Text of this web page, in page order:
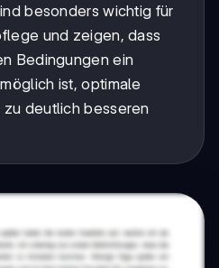
besonders wichtig für
und zeigen, dass
Bedingungen ein
ist, optimale
deutlich besseren